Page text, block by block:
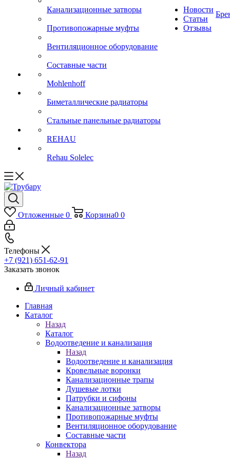
Канализационные затворы
Противопожарные муфты
Вентиляционное оборудование
Составные части
Mohlenhoff
Биметаллические радиаторы
Стальные панельные радиаторы
REHAU
Rehau Solelec
Новости
Статьи
Отзывы
Отложенные 0 Корзина0 0
Телефоны
+7 (921) 651-62-91
Заказать звонок
Личный кабинет
Главная
Каталог
Назад
Каталог
Водоотведение и канализация
Назад
Водоотведение и канализация
Кровельные воронки
Канализационные трапы
Душевые лотки
Патрубки и сифоны
Канализационные затворы
Противопожарные муфты
Вентиляционное оборудование
Составные части
Конвектора
Назад